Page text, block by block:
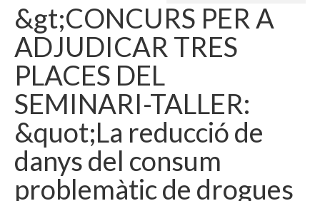
Formació
Transferència
Publicacions
Totes les Notícies
Contacte
Idioma:
&gt;CONCURS PER A
ADJUDICAR TRES
PLACES DEL
SEMINARI-TALLER:
&quot;La reducció de
danys del consum
problemàtic de drogues